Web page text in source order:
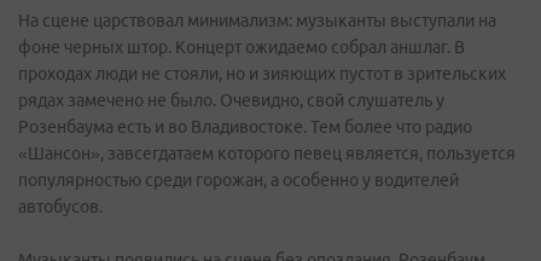
На сцене царствовал минимализм: музыканты выступали на
фоне черных штор. Концерт ожидаемо собрал аншлаг. В
проходах люди не стояли, но и зияющих пустот в зрительских
рядах замечено не было. Очевидно, свой слушатель у
Розенбаума есть и во Владивостоке. Тем более что радио
«Шансон», завсегдатаем которого певец является, пользуется
популярностью среди горожан, а особенно у водителей
автобусов.